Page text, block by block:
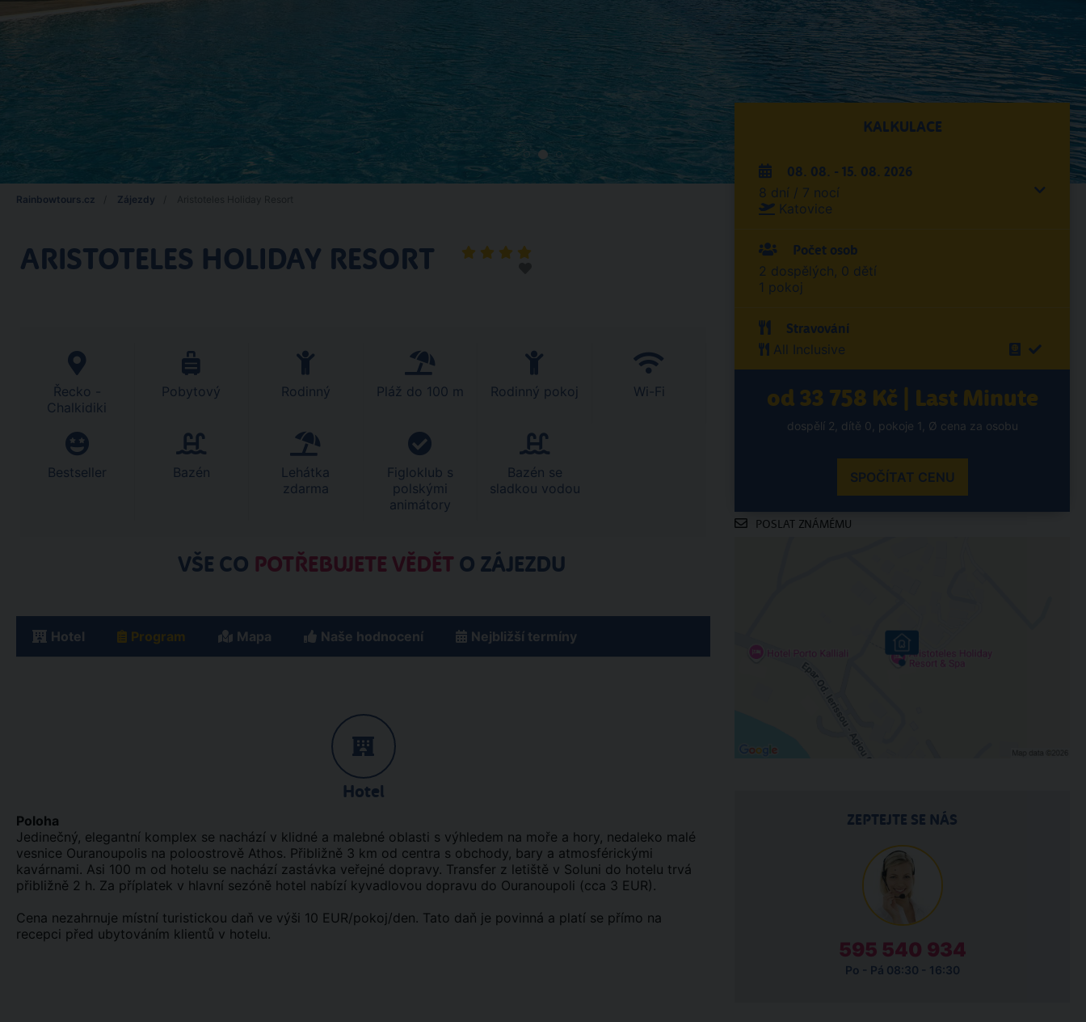
Rainbowtours.cz Zájezdy
ARISTOTELES HOLIDAY RESORT
Řecko -
Chalkidiki
Pobytový Rodinný Pláž do 100 m Rodinný pokoj Wi-Fi
Bestseller Bazén
Lehátka
zdarma
Figloklub s
polskými
animátory
Bazén se
sladkou vodou
VŠE CO POTŘEBUJETE VĚDĚT O ZÁJEZDU
Hotel Program Mapa Naše hodnocení Nejbližší termíny
Hotel
Poloha
Jedinečný, elegantní komplex se nachází v klidné a malebné oblasti s výhledem na moře a hory, nedaleko malé
vesnice Ouranoupolis na poloostrově Athos. Přibližně 3 km od centra s obchody, bary a atmosférickými
kavárnami. Asi 100 m od hotelu se nachází zastávka veřejné dopravy. Transfer z letiště v Soluni do hotelu trvá
přibližně 2 h. Za příplatek v hlavní sezóně hotel nabízí kyvadlovou dopravu do Ouranoupoli (cca 3 EUR).
Cena nezahrnuje místní turistickou daň ve výši 10 EUR/pokoj/den. Tato daň je povinná a platí se přímo na
recepci před ubytováním klientů v hotelu.
KALKULACE
08. 08. - 15. 08. 2026
8 dní / 7 nocí
Katovice
Počet osob
2 dospělých, 0 dětí
1 pokoj
Stravování
All Inclusive
od 33 758 Kč | Last Minute
dospělí 2, dítě 0, pokoje 1, Ø cena za osobu
SPOČÍTAT CENU
POSLAT ZNÁMÉMU
ZEPTEJTE SE NÁS
595 540 934
Po - Pá 08:30 - 16:30